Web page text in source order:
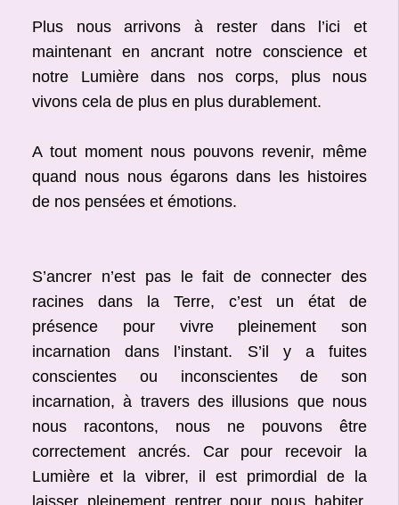
Plus nous arrivons à rester dans l’ici et
maintenant en ancrant notre conscience et
notre Lumière dans nos corps, plus nous
vivons cela de plus en plus durablement.
A tout moment nous pouvons revenir, même
quand nous nous égarons dans les histoires
de nos pensées et émotions.
S’ancrer n’est pas le fait de connecter des
racines dans la Terre, c’est un état de
présence pour vivre pleinement son
incarnation dans l’instant. S’il y a fuites
conscientes ou inconscientes de son
incarnation, à travers des illusions que nous
nous racontons, nous ne pouvons être
correctement ancrés. Car pour recevoir la
Lumière et la vibrer, il est primordial de la
laisser pleinement rentrer pour nous habiter.